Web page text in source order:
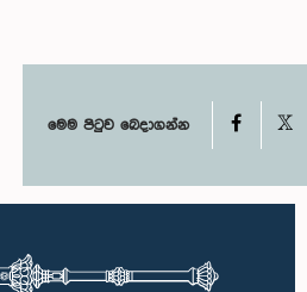
මෙම පිටුව බෙදාගන්න Facebook